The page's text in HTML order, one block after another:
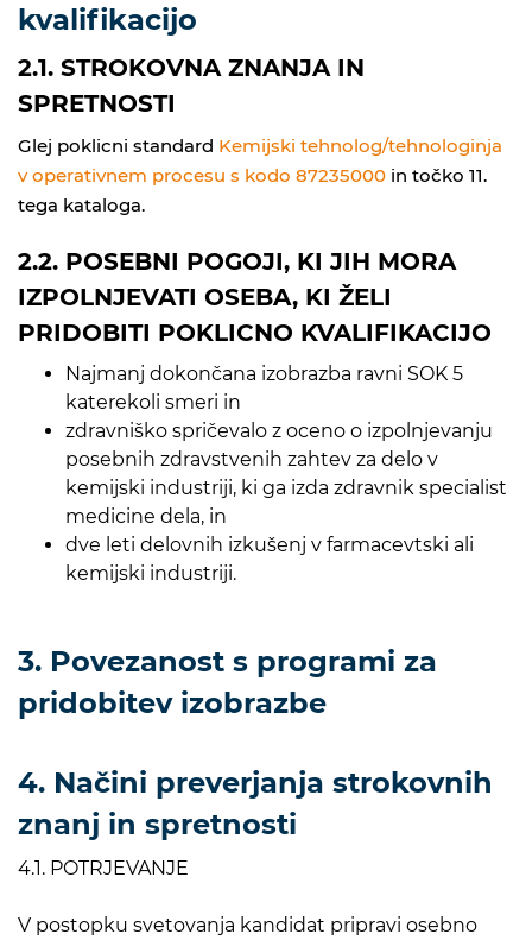
kvalifikacijo
2.1. STROKOVNA ZNANJA IN
SPRETNOSTI
Glej poklicni standard Kemijski tehnolog/tehnologinja
v operativnem procesu s kodo 87235000 in točko 11.
tega kataloga.
2.2. POSEBNI POGOJI, KI JIH MORA
IZPOLNJEVATI OSEBA, KI ŽELI
PRIDOBITI POKLICNO KVALIFIKACIJO
Najmanj dokončana izobrazba ravni SOK 5
katerekoli smeri in
zdravniško spričevalo z oceno o izpolnjevanju
posebnih zdravstvenih zahtev za delo v
kemijski industriji, ki ga izda zdravnik specialist
medicine dela, in
dve leti delovnih izkušenj v farmacevtski ali
kemijski industriji.
3. Povezanost s programi za
pridobitev izobrazbe
4. Načini preverjanja strokovnih
znanj in spretnosti
4.1. POTRJEVANJE
V postopku svetovanja kandidat pripravi osebno